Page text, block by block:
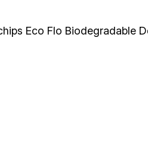
Eco Flo Biodegradable